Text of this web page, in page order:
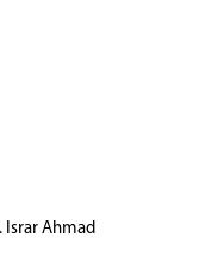
Israr Ahmad